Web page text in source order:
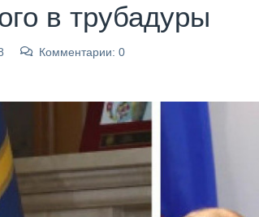
в трубадуры
Комментарии: 0